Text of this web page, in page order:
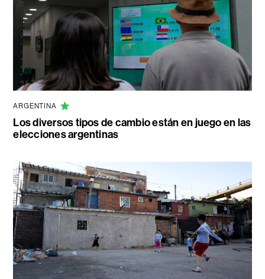
ARGENTINA
Los diversos tipos de cambio están en juego en las
elecciones argentinas